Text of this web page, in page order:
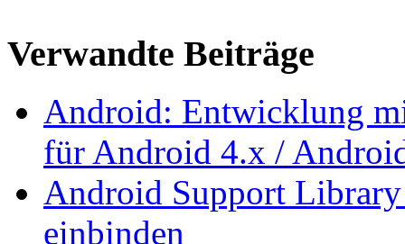
Verwandte Beiträge
Android: Entwicklung
für Android 4.x /
Android Support
einbinden